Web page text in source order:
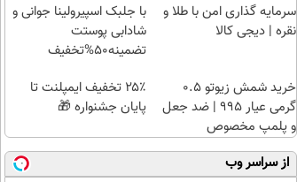
سرمایه گذاری امن با طلا و
نقره | دیجی کالا
با جلبک اسپیرولینا جوانی و
شادابی پوستت
تضمینه50%تخفیف
خرید شمش زیوتو ۰.۵
گرمی عیار ۹۹۵ | ضد جعل
و پلمپ مخصوص
۲۵٪ تخفیف ایمپلنت تا
پایان جشنواره 🎁
از سراسر وب